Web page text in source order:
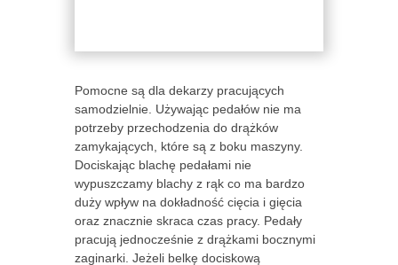
Pomocne są dla dekarzy pracujących
samodzielnie. Używając pedałów nie ma
potrzeby przechodzenia do drążków
zamykających, które są z boku maszyny.
Dociskając blachę pedałami nie
wypuszczamy blachy z rąk co ma bardzo
duży wpływ na dokładność cięcia i gięcia
oraz znacznie skraca czas pracy. Pedały
pracują jednocześnie z drążkami bocznymi
zaginarki. Jeżeli belkę dociskową